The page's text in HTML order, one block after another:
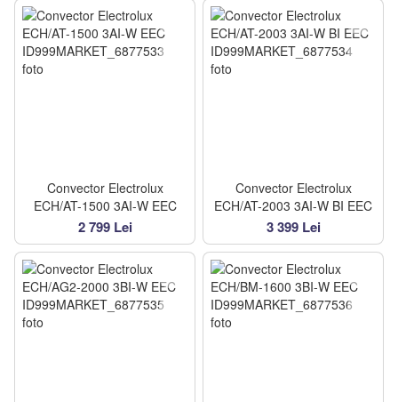
Convector Electrolux
ECH/AT-1500 3AI-W EEC
2 799 Lei
Convector Electrolux
ECH/AT-2003 3AI-W BI EEC
3 399 Lei